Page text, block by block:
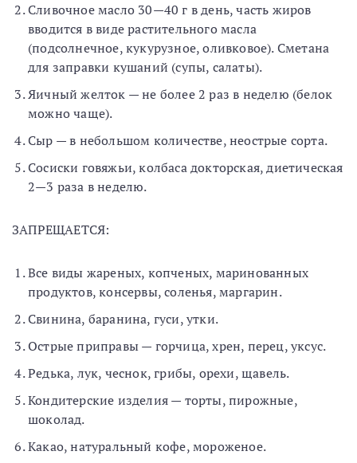
Сливочное масло 30—40 г в день, часть жиров
вводится в виде растительного масла
(подсолнечное, кукурузное, оливковое). Сметана
для заправки кушаний (супы, салаты).
Яичный желток — не более 2 раз в неделю (белок
можно чаще).
Сыр — в небольшом количестве, неострые сорта.
Сосиски говяжьи, колбаса докторская, диетическая
2—3 раза в неделю.
ЗАПРЕЩАЕТСЯ:
Все виды жареных, копченых, маринованных
продуктов, консервы, соленья, маргарин.
Свинина, баранина, гуси, утки.
Острые приправы — горчица, хрен, перец, уксус.
Редька, лук, чеснок, грибы, орехи, щавель.
Кондитерские изделия — торты, пирожные,
шоколад.
Какао, натуральный кофе, мороженое.